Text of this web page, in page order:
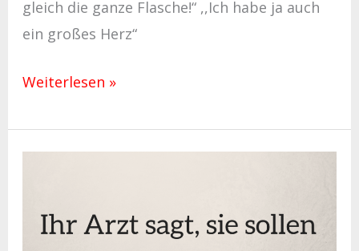
gleich die ganze Flasche!“ ,,Ich habe ja auch
ein großes Herz“
Weiterlesen »
Arzt